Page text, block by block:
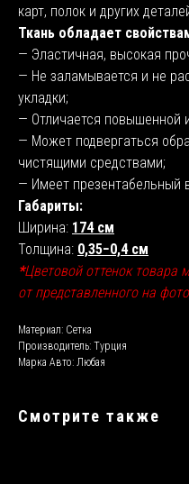
карт, полок и других
Ткань обладает
— Эластичная, высокая
— Не заламывается и не
укладки;
— Отличается повышенной
— Может подвергаться
чистящими средствами;
— Имеет презентабельный
Габариты:
Ширина: 174 см
Толщина: 0,35−0,4 см
*Цветовой оттенок товара
от представленного на
Материал: Сетка
Производитель: Турция
Марка Авто: Любая
Смотрите также